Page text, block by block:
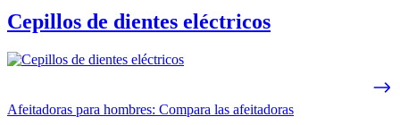
Cepillos de dientes eléctricos
Afeitadoras para hombres: Compara las afeitadoras